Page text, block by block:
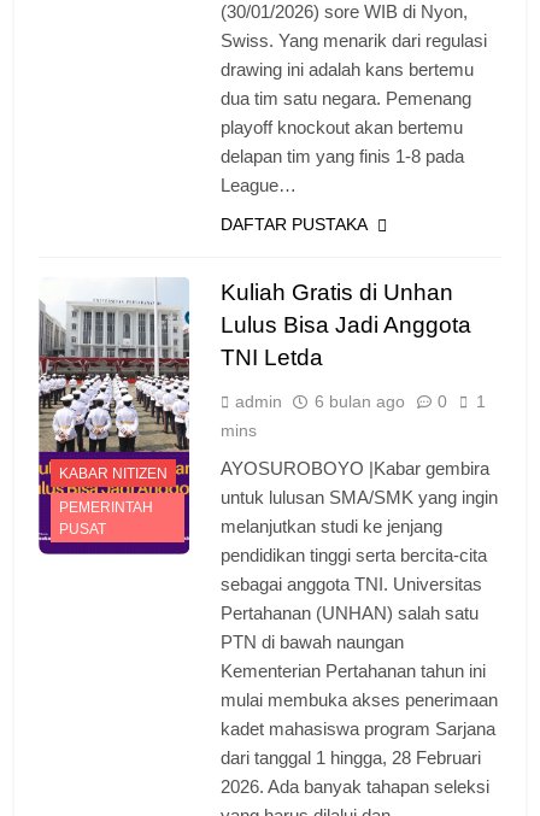
(30/01/2026) sore WIB di Nyon,
Swiss. Yang menarik dari regulasi
drawing ini adalah kans bertemu
dua tim satu negara. Pemenang
playoff knockout akan bertemu
delapan tim yang finis 1-8 pada
League…
DAFTAR PUSTAKA
KABAR NITIZEN
PEMERINTAH
PUSAT
Kuliah Gratis di Unhan
Lulus Bisa Jadi Anggota
TNI Letda
admin 6 bulan ago 0
1
mins
AYOSUROBOYO |Kabar gembira
untuk lulusan SMA/SMK yang ingin
melanjutkan studi ke jenjang
pendidikan tinggi serta bercita-cita
sebagai anggota TNI. Universitas
Pertahanan (UNHAN) salah satu
PTN di bawah naungan
Kementerian Pertahanan tahun ini
mulai membuka akses penerimaan
kadet mahasiswa program Sarjana
dari tanggal 1 hingga, 28 Februari
2026. Ada banyak tahapan seleksi